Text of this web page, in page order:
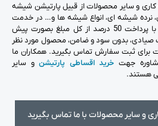
و سایر محصولات از قبیل پارتیشن شیشه
نرده شیشه ای، انواع شیشه ها و… در خدمت
شما عزیزان می‌باشد. کافیست با پرداخت 50 درصد از کل مبلغ بصورت پیش
با چک صیادی، بدون سود و ضامن، محصول مورد نظر
برای ثبت سفارش تماس بگیرید. همکاران ما
جهت خرید اقساطی پارتیشنو سایر
هستند.
و سایر محصولات با ما تماس بگیرید